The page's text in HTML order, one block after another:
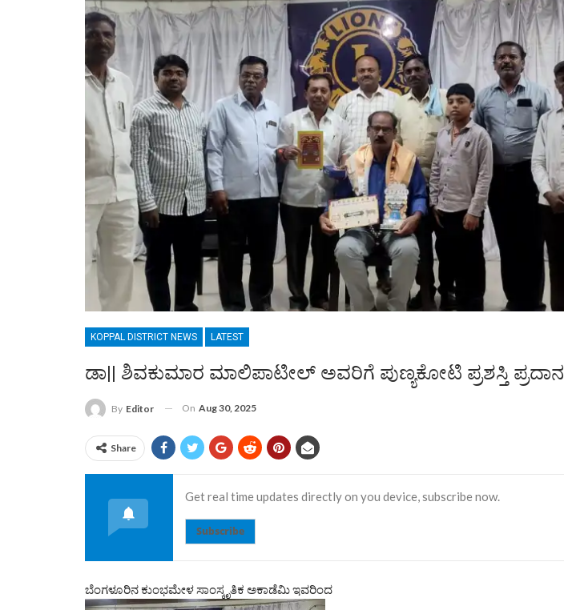
KOPPAL DISTRICT NEWS LATEST
ಡಾ|| ಶಿವಕುಮಾರ ಮಾಲಿಪಾಟೀಲ್ ಅವರಿಗೆ ಪುಣ್ಯಕೋಟಿ ಪ್ರಶಸ್ತಿ ಪ್ರದಾನ
By Editor On Aug 30, 2025
Share
Get real time updates directly on you device, subscribe now.
Subscribe
ಬೆಂಗಳೂರಿನ ಕುಂಭಮೇಳ ಸಾಂಸ್ಕೃತಿಕ ಅಕಾಡೆಮಿ ಇವರಿಂದ